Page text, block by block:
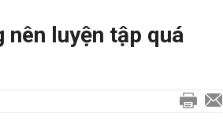
nên luyện tập quá